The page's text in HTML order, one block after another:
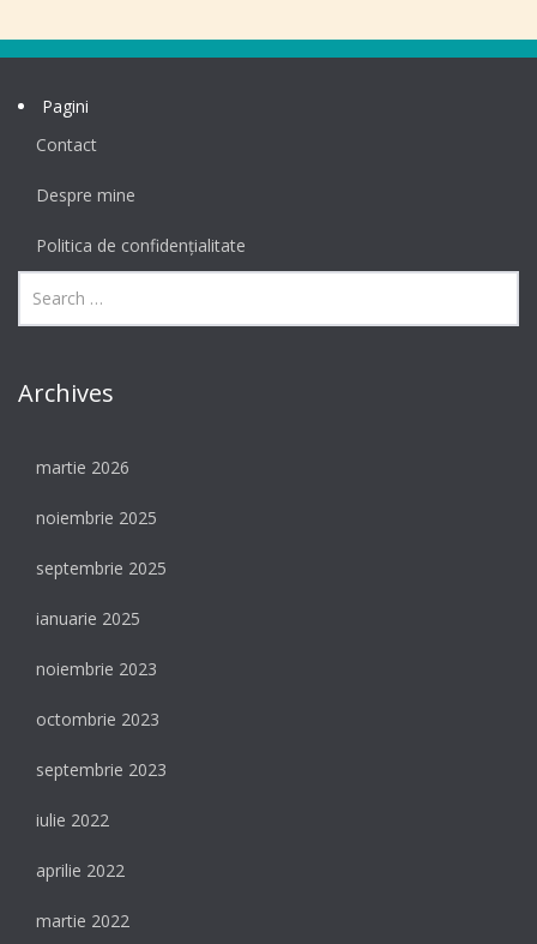
Pagini
Contact
Despre mine
Politica de confidențialitate
Archives
martie 2026
noiembrie 2025
septembrie 2025
ianuarie 2025
noiembrie 2023
octombrie 2023
septembrie 2023
iulie 2022
aprilie 2022
martie 2022